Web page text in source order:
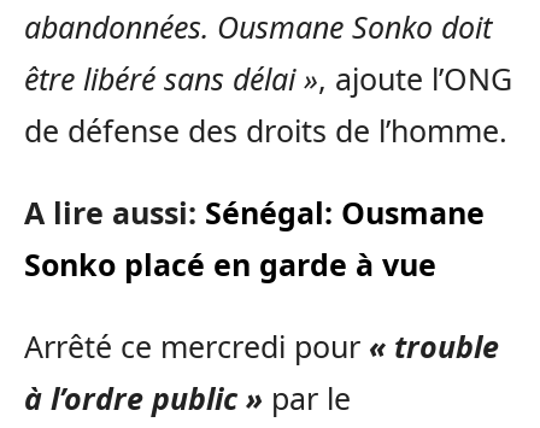
abandonnées. Ousmane Sonko doit
être libéré sans délai », ajoute l’ONG
de défense des droits de l’homme.
A lire aussi: Sénégal: Ousmane
Sonko placé en garde à vue
Arrêté ce mercredi pour « trouble
à l’ordre public » par le